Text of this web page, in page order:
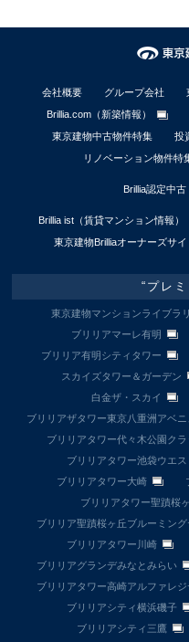
会社概要 グループ会社
Brillia.com（新築情報）
東京建物中古物件特集
投
リノベーション物件特
Brillia認定中
Brillia ist（賃貸マンション情報）
東京建物Brilliaオーナーズサイ
“プレ
東京建物マンションライブラ
ブリリアマーレ有明
ブリリア有明シティタワー
スカイズタワー＆ガーデン
白金ザ・スカイ
ブリリアザタワー東京八重洲アベニ
ブリリアタワー代々木公園クラ
ブリリアタワー池袋ウエス
ブリリアタワー大崎
ブリリアタワー聖蹟桜
ブリリア聖蹟桜ヶ丘ブルーミング
ブリリアタワー川崎
ブリリアグランデみなとみらい
ブリリアタワー高崎アルファレジ
ブリリアシティ横浜磯子
ブリリアシティ三鷹